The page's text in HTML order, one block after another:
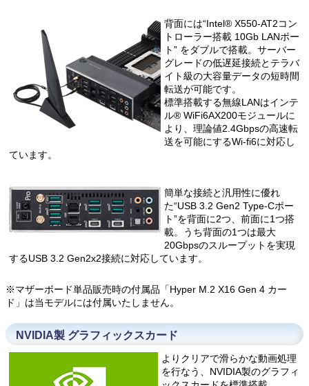
背面には“Intel® X550-AT2コン
トローラー搭載 10Gb LANポー
ト” をダブルで搭載。サーバー
グレードの低遅延接続とテラバ
イト級の大容量データの短時間
転送が可能です。
標準搭載する無線LANはインテ
ル® WiFi6AX200モジュールに
より、理論値2.4Gbpsの高速転
送を可能にするWi-fi6に対応し
ています。
簡単な接続と汎用性に優れ
た“USB 3.2 Gen2 Type-Cポー
ト”を背面に2つ、前面に1つ搭
載。うち背面の1つは最大
20Gbpsのスループットを実現
するUSB 3.2 Gen2x2接続に対応しています。
※マザーボード単品販売時の付属品「Hyper M.2 X16 Gen 4 カー
ド」は当モデルには付属いたしません。
NVIDIA製 グラフィックスカード
よりクリアで滑らかな動画処理
を行なう、NVIDIA製のグラフィ